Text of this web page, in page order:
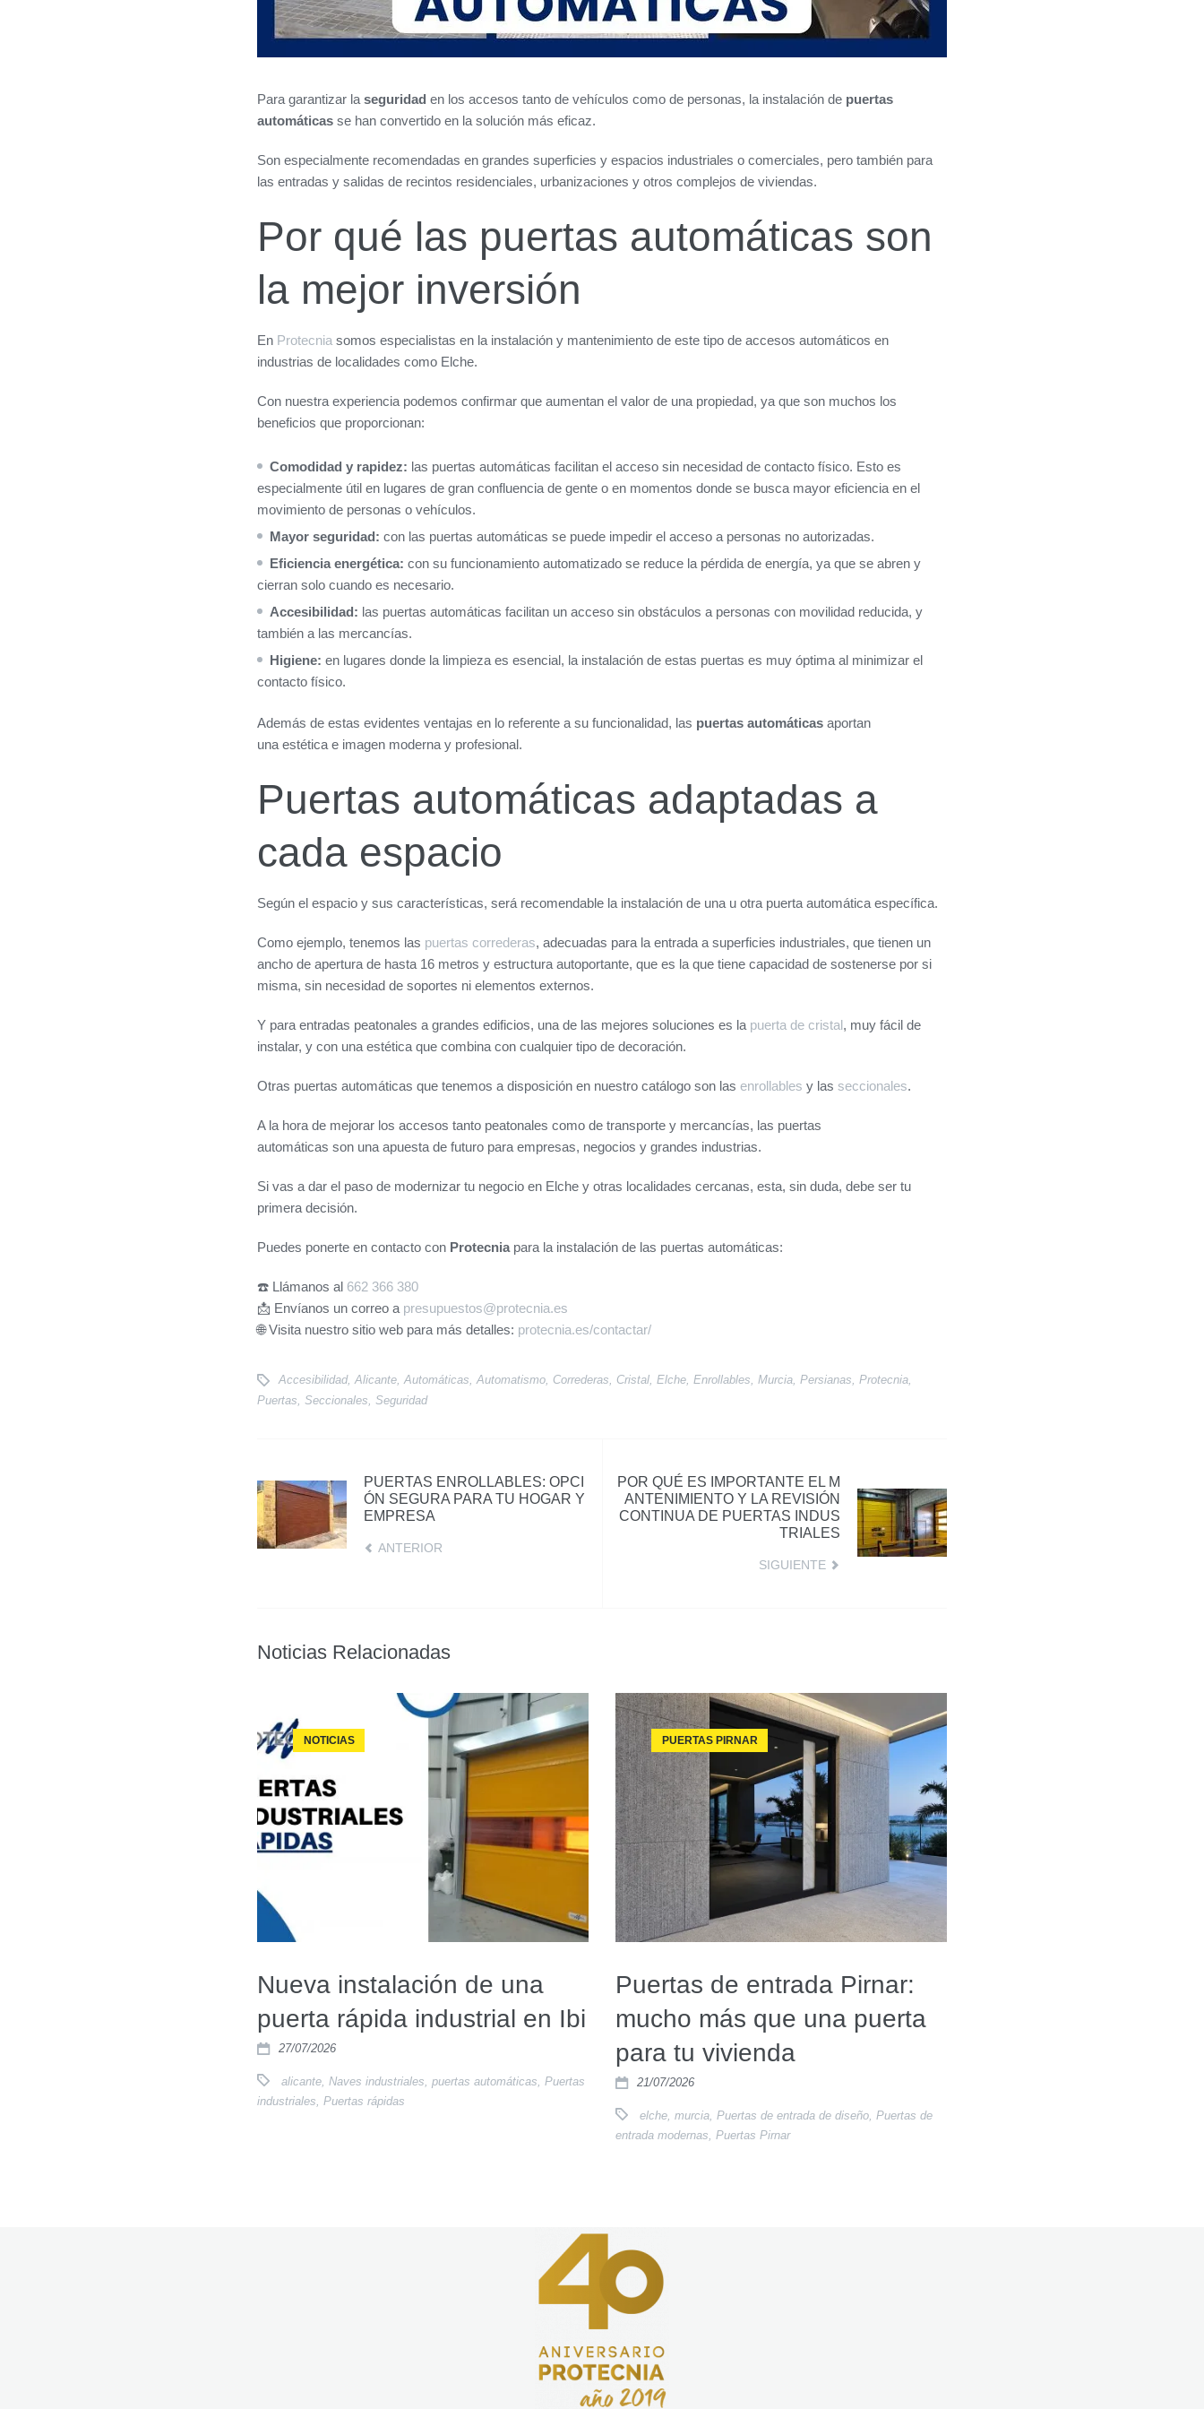
Para garantizar la seguridad en los accesos tanto de vehículos como de personas, la instalación de puertas
automáticas se han convertido en la solución más eficaz.
Son especialmente recomendadas en grandes superficies y espacios industriales o comerciales, pero también para
las entradas y salidas de recintos residenciales, urbanizaciones y otros complejos de viviendas.
Por qué las puertas automáticas son
la mejor inversión
En Protecnia somos especialistas en la instalación y mantenimiento de este tipo de accesos automáticos en
industrias de localidades como Elche.
Con nuestra experiencia podemos confirmar que aumentan el valor de una propiedad, ya que son muchos los
beneficios que proporcionan:
Comodidad y rapidez: las puertas automáticas facilitan el acceso sin necesidad de contacto físico. Esto es
especialmente útil en lugares de gran confluencia de gente o en momentos donde se busca mayor eficiencia en el
movimiento de personas o vehículos.
Mayor seguridad: con las puertas automáticas se puede impedir el acceso a personas no autorizadas.
Eficiencia energética: con su funcionamiento automatizado se reduce la pérdida de energía, ya que se abren y
cierran solo cuando es necesario.
Accesibilidad: las puertas automáticas facilitan un acceso sin obstáculos a personas con movilidad reducida, y
también a las mercancías.
Higiene: en lugares donde la limpieza es esencial, la instalación de estas puertas es muy óptima al minimizar el
contacto físico.
Además de estas evidentes ventajas en lo referente a su funcionalidad, las puertas automáticas aportan
una estética e imagen moderna y profesional.
Puertas automáticas adaptadas a
cada espacio
Según el espacio y sus características, será recomendable la instalación de una u otra puerta automática específica.
Como ejemplo, tenemos las puertas correderas, adecuadas para la entrada a superficies industriales, que tienen un
ancho de apertura de hasta 16 metros y estructura autoportante, que es la que tiene capacidad de sostenerse por si
misma, sin necesidad de soportes ni elementos externos.
Y para entradas peatonales a grandes edificios, una de las mejores soluciones es la puerta de cristal, muy fácil de
instalar, y con una estética que combina con cualquier tipo de decoración.
Otras puertas automáticas que tenemos a disposición en nuestro catálogo son las enrollables y las seccionales.
A la hora de mejorar los accesos tanto peatonales como de transporte y mercancías, las puertas
automáticas son una apuesta de futuro para empresas, negocios y grandes industrias.
Si vas a dar el paso de modernizar tu negocio en Elche y otras localidades cercanas, esta, sin duda, debe ser tu
primera decisión.
Puedes ponerte en contacto con Protecnia para la instalación de las puertas automáticas:
☎️ Llámanos al 662 366 380
📩 Envíanos un correo a presupuestos@protecnia.es
🌐 Visita nuestro sitio web para más detalles: protecnia.es/contactar/
Accesibilidad,Alicante,Automáticas,Automatismo, Correderas, Cristal, Elche, Enrollables, Murcia, Persianas, Protecnia,
Puertas Seccionales Seguridad
PUERTAS ENROLLABLES: OPCI
ÓN SEGURA PARA TU HOGAR Y
EMPRESA
ANTERIOR
POR QUÉ ES IMPORTANTE EL M
ANTENIMIENTO Y LA REVISIÓN
CONTINUA DE PUERTAS INDUS
TRIALES
SIGUIENTE
Noticias Relacionadas
NOTICIAS
Nueva instalación de una
puerta rápida industrial en Ibi
27/07/2026
alicante Naves industriales puertas automáticas Puertas
industriales Puertas rápidas
PUERTAS PIRNAR
Puertas de entrada Pirnar:
mucho más que una puerta
para tu vivienda
21/07/2026
elche murcia Puertas de entrada de diseño Puertas de
entrada modernas Puertas Pirnar